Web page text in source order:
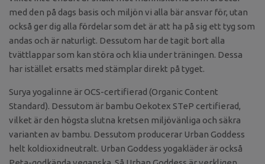
med den på dags basis och miljön vi alla bär ansvar för, utan
också ger dig alla fördelar som det är att ha på sig ett tyg som
andas och är naturligt. Dessutom har de tagit bort alla
tvättlappar som kan störa och klia under träningen. Dessa
har istället ersatts med stämplar direkt på tyget.
Surya yogalinne är OCS-certifierad (Organic Content
Standard). Dessutom är bambu Oekotex STeP certifierad,
vilket är den högsta slutna kretsen miljövänliga och säkra
varianten av bambu. Dessutom producerar Urban Goddess
helt koldioxidneutralt. Urban Goddess yogakläder är också